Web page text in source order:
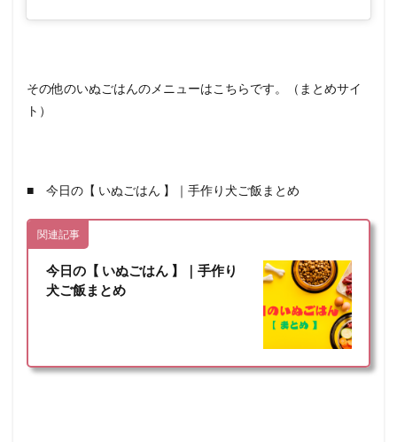
その他のいぬごはんのメニューはこちらです。（まとめサイ
ト）
■ 今日の【 いぬごはん 】｜手作り犬ご飯まとめ
関連記事
今日の【 いぬごはん 】｜手作り
犬ご飯まとめ